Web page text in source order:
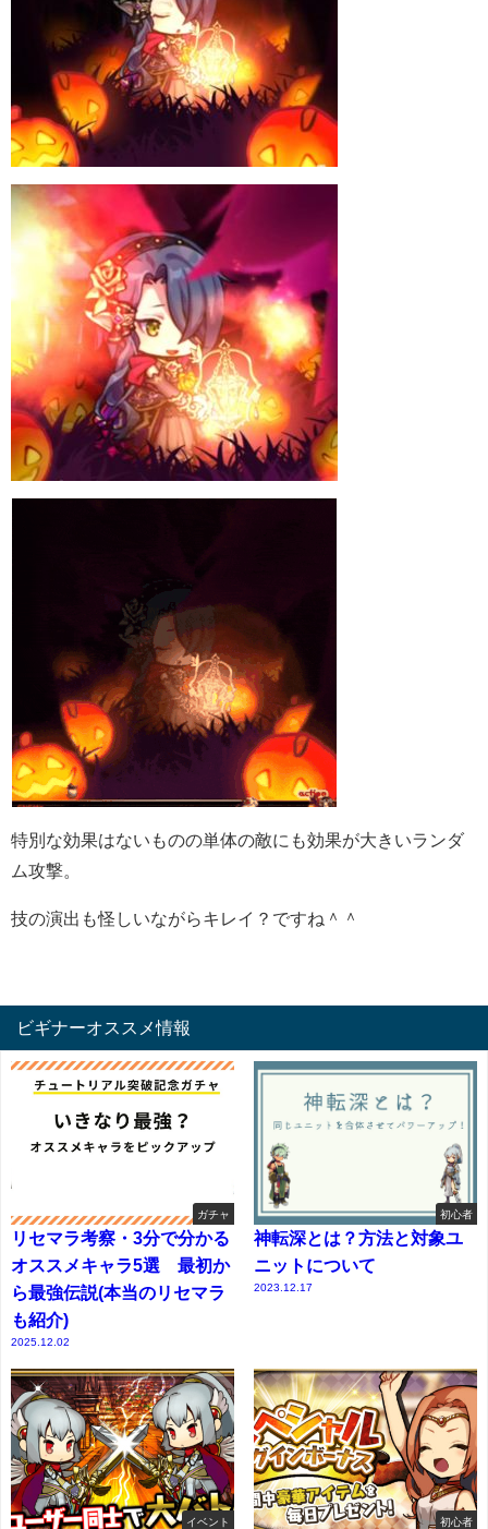
特別な効果はないものの単体の敵にも効果が大きいランダ
ム攻撃。
技の演出も怪しいながらキレイ？ですね＾＾
ビギナーオススメ情報
ガチャ
リセマラ考察・3分で分かる
オススメキャラ5選 最初か
ら最強伝説(本当のリセマラ
も紹介)
2025.12.02
初心者
神転深とは？方法と対象ユ
ニットについて
2023.12.17
イベント 初心者